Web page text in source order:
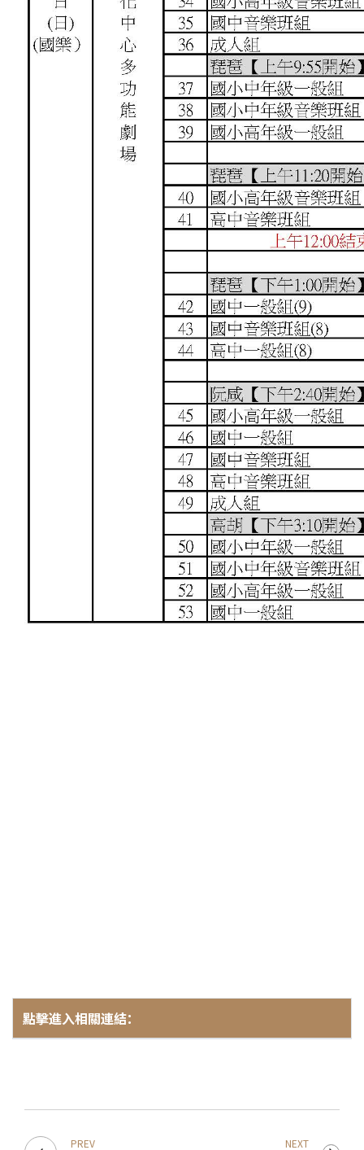
活動簡章
加入會員
點擊進入相關連結：
PREV NEXT